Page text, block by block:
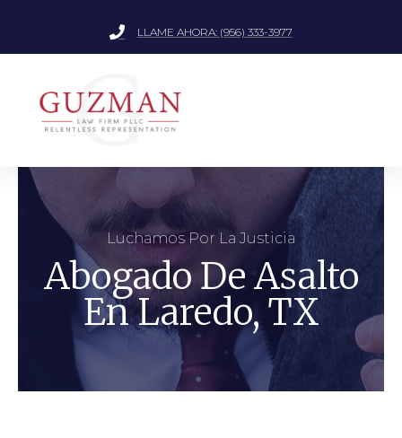
LLAME AHORA: (956) 333-3977
Luchamos Por La Justicia
Abogado De Asalto
En Laredo, TX